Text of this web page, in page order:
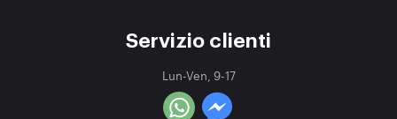
Servizio clienti
Lun-Ven, 9-17